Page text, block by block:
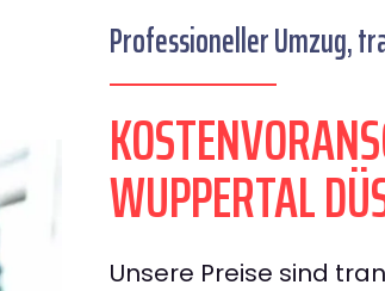
Professioneller Umzug,
WUPPERTAL
Unsere Preise sind